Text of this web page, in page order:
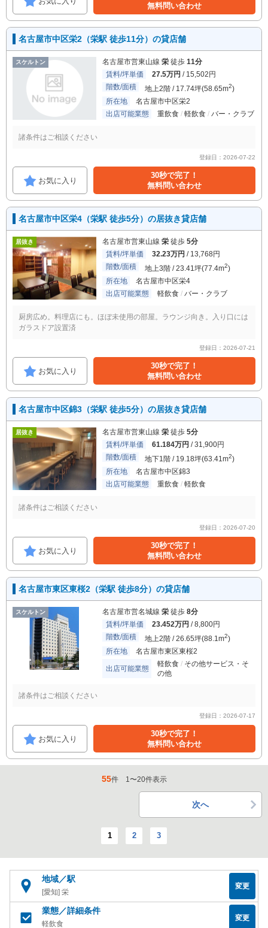
無料問い合わせ
名古屋市中区栄2（栄駅 徒歩11分）の貸店舗
スケルトン 名古屋市営東山線 栄 徒歩 11分
賃料/坪単価
27.5万円 / 15,502円
階数/面積
地上2階 / 17.74坪(58.65m2)
所在地
名古屋市中区栄2
出店可能業態
重飲食 軽飲食 バー・クラブ
諸条件はご相談ください
登録日：2026-07-22
お気に入り
30秒で完了！
無料問い合わせ
名古屋市中区栄4（栄駅 徒歩5分）の居抜き貸店舗
居抜き 名古屋市営東山線 栄 徒歩 5分
賃料/坪単価
32.23万円 / 13,768円
階数/面積
地上3階 / 23.41坪(77.4m2)
所在地
名古屋市中区栄4
出店可能業態
軽飲食 バー・クラブ
厨房広め。料理店にも。ほぼ未使用の部屋。ラウンジ向き。入り口には
ガラスドア設置済
登録日：2026-07-21
お気に入り
30秒で完了！
無料問い合わせ
名古屋市中区錦3（栄駅 徒歩5分）の居抜き貸店舗
居抜き 名古屋市営東山線 栄 徒歩 5分
賃料/坪単価
61.184万円 / 31,900円
階数/面積
地下1階 / 19.18坪(63.41m2)
所在地
名古屋市中区錦3
出店可能業態
重飲食 軽飲食
諸条件はご相談ください
登録日：2026-07-20
お気に入り
30秒で完了！
無料問い合わせ
名古屋市東区東桜2（栄駅 徒歩8分）の貸店舗
スケルトン 名古屋市営名城線 栄 徒歩 8分
賃料/坪単価
23.452万円 / 8,800円
階数/面積
地上2階 / 26.65坪(88.1m2)
所在地
名古屋市東区東桜2
出店可能業態
軽飲食
その他サービス・そ
の他
諸条件はご相談ください
登録日：2026-07-17
お気に入り
30秒で完了！
無料問い合わせ
55件 1〜20件表示
次へ
1 2 3
地域／駅
[愛知] 栄
変更
業態／詳細条件
軽飲食
変更